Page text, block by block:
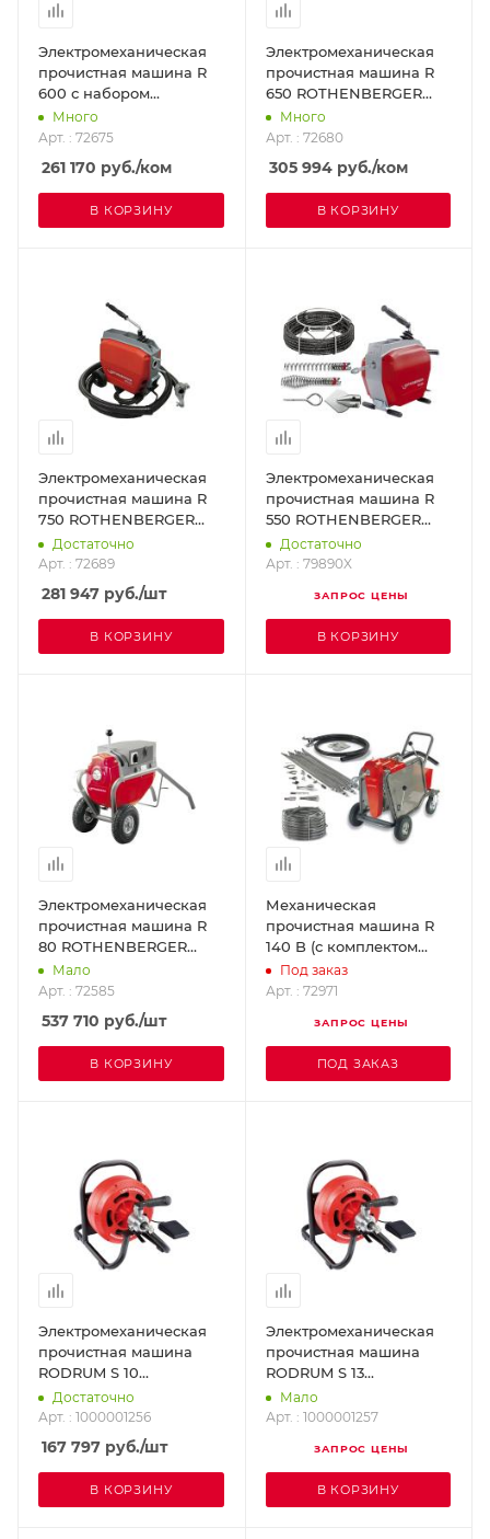
Электромеханическая
прочистная машина R
600 с набором
принадлежностей и
инструмента
ROTHENBERGER 72675
Много
Арт. : 72675
261 170 руб./ком
В КОРЗИНУ
Электромеханическая
прочистная машина R
650 ROTHENBERGER
72680
Много
Арт. : 72680
305 994руб./ком
В КОРЗИНУ
Электромеханическая
прочистная машина R
750 ROTHENBERGER
72689
Достаточно
Арт. : 72689
281 947 руб./шт
В КОРЗИНУ
Электромеханическая
прочистная машина R
550 ROTHENBERGER
79890X
Достаточно
Арт. : 79890X
ЗАПРОС ЦЕНЫ
В КОРЗИНУ
Электромеханическая
прочистная машина R
80 ROTHENBERGER
72585
Мало
Арт. : 72585
537 710 руб./шт
В КОРЗИНУ
Механическая
прочистная машина R
140 B (с комплектом
штанг и насадок)
ROTHENBERGER 72971
Под заказ
Арт. : 72971
ЗАПРОС ЦЕНЫ
ПОД ЗАКАЗ
Электромеханическая
прочистная машина
RODRUM S 10
ROTHENBERGER
1000001256
Достаточно
Арт. : 1000001256
167 797 руб./шт
В КОРЗИНУ
Электромеханическая
прочистная машина
RODRUM S 13
ROTHENBERGER
1000001257
Мало
Арт. : 1000001257
ЗАПРОС ЦЕНЫ
В КОРЗИНУ